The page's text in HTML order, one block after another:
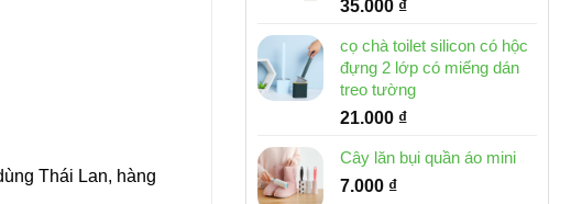
35.000 ₫
cọ chà toilet silicon có hộc
đựng 2 lớp có miếng dán
treo tường
21.000 ₫
Cây lăn bụi quần áo mini
7.000 ₫
Thái Lan, hàng